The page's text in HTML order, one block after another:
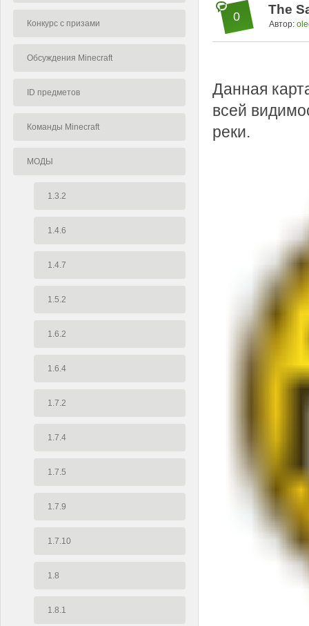
Конкурс с призами
Обсуждения Minecraft
ID предметов
Команды Minecraft
МОДЫ
1.3.2
1.4.6
1.4.7
1.5.2
1.6.2
1.6.4
1.7.2
1.7.4
1.7.5
1.7.9
1.7.10
1.8
1.8.1
0 The
Автор:
Данная
всей
реки.